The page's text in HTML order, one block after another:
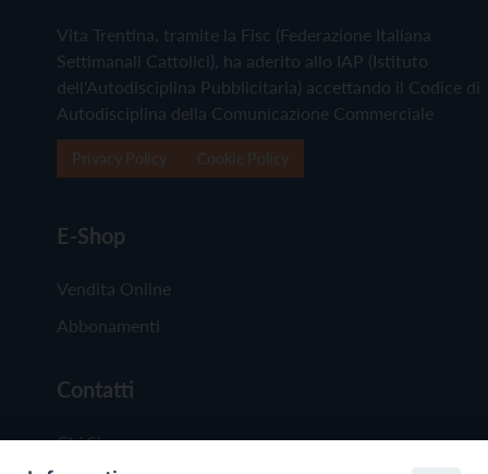
Vita Trentina, tramite la Fisc (Federazione Italiana
Settimanali Cattolici), ha aderito allo IAP (Istituto
dell'Autodisciplina Pubblicitaria) accettando il Codice di
Autodisciplina della Comunicazione Commerciale
E-Shop
Vendita Online
Abbonamenti
Contatti
Chi Siamo